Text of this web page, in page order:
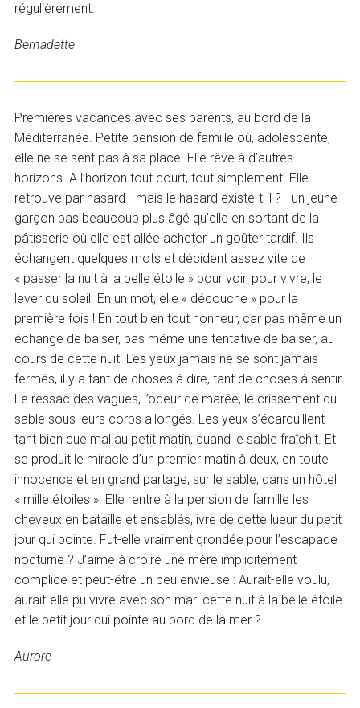
régulièrement.
Bernadette
Premières vacances avec ses parents, au bord de la
Méditerranée. Petite pension de famille où, adolescente,
elle ne se sent pas à sa place. Elle rêve à d’autres
horizons. A l’horizon tout court, tout simplement. Elle
retrouve par hasard - mais le hasard existe-t-il ? - un jeune
garçon pas beaucoup plus âgé qu’elle en sortant de la
pâtisserie où elle est allée acheter un goûter tardif. Ils
échangent quelques mots et décident assez vite de
« passer la nuit à la belle étoile » pour voir, pour vivre, le
lever du soleil. En un mot, elle « découche » pour la
première fois ! En tout bien tout honneur, car pas même un
échange de baiser, pas même une tentative de baiser, au
cours de cette nuit. Les yeux jamais ne se sont jamais
fermés, il y a tant de choses à dire, tant de choses à sentir.
Le ressac des vagues, l’odeur de marée, le crissement du
sable sous leurs corps allongés. Les yeux s’écarquillent
tant bien que mal au petit matin, quand le sable fraîchit. Et
se produit le miracle d’un premier matin à deux, en toute
innocence et en grand partage, sur le sable, dans un hôtel
« mille étoiles ». Elle rentre à la pension de famille les
cheveux en bataille et ensablés, ivre de cette lueur du petit
jour qui pointe. Fut-elle vraiment grondée pour l’escapade
nocturne ? J’aime à croire une mère implicitement
complice et peut-être un peu envieuse : Aurait-elle voulu,
aurait-elle pu vivre avec son mari cette nuit à la belle étoile
et le petit jour qui pointe au bord de la mer ?…
Aurore